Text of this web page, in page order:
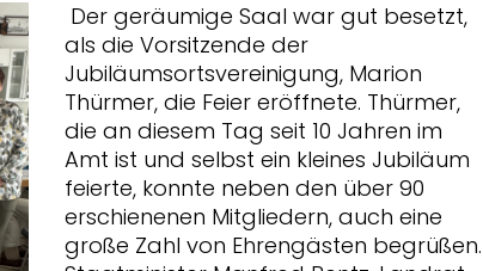
Der geräumige Saal war gut besetzt,
als die Vorsitzende der
Jubiläumsortsvereinigung, Marion
Thürmer, die Feier eröffnete. Thürmer,
die an diesem Tag seit 10 Jahren im
Amt ist und selbst ein kleines Jubiläum
feierte, konnte neben den über 90
erschienenen Mitgliedern, auch eine
große Zahl von Ehrengästen begrüßen.